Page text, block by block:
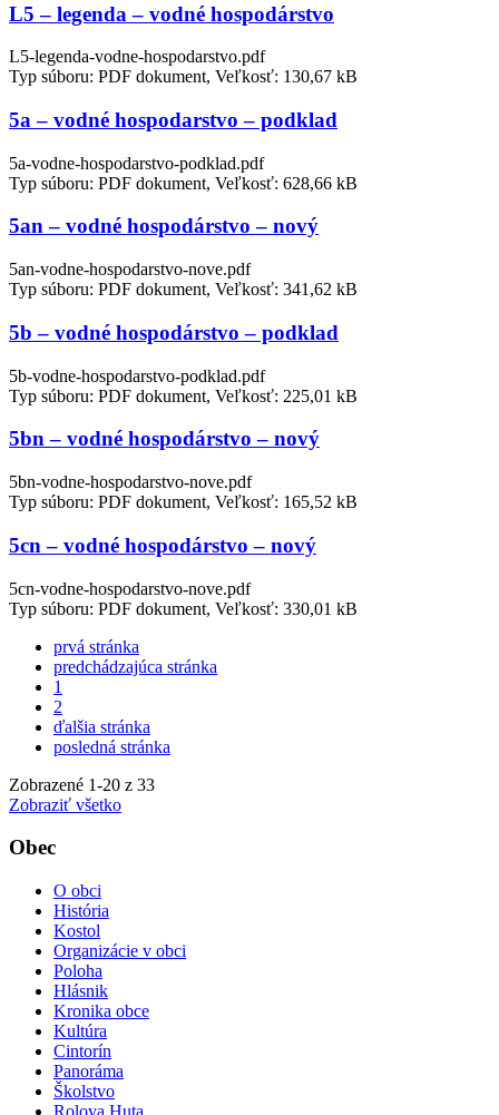
L5 – legenda – vodné hospodárstvo
L5-legenda-vodne-hospodarstvo.pdf
Typ súboru: PDF dokument, Veľkosť: 130,67 kB
5a – vodné hospodarstvo – podklad
5a-vodne-hospodarstvo-podklad.pdf
Typ súboru: PDF dokument, Veľkosť: 628,66 kB
5an – vodné hospodárstvo – nový
5an-vodne-hospodarstvo-nove.pdf
Typ súboru: PDF dokument, Veľkosť: 341,62 kB
5b – vodné hospodárstvo – podklad
5b-vodne-hospodarstvo-podklad.pdf
Typ súboru: PDF dokument, Veľkosť: 225,01 kB
5bn – vodné hospodárstvo – nový
5bn-vodne-hospodarstvo-nove.pdf
Typ súboru: PDF dokument, Veľkosť: 165,52 kB
5cn – vodné hospodárstvo – nový
5cn-vodne-hospodarstvo-nove.pdf
Typ súboru: PDF dokument, Veľkosť: 330,01 kB
prvá stránka
predchádzajúca stránka
1
2
ďalšia stránka
posledná stránka
Zobrazené 1-20 z 33
Zobraziť všetko
Obec
O obci
História
Kostol
Organizácie v obci
Poloha
Hlásnik
Kronika obce
Kultúra
Cintorín
Panoráma
Školstvo
Rolova Huta